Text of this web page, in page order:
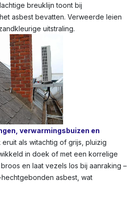
breuklijn toont bij
asbest bevatten. Verweerde leien
uitstraling.
verwarmingsbuizen en
eruit als witachtig of grijs, pluizig
in doek of met een korrelige
en laat vezels los bij aanraking –
asbest, wat